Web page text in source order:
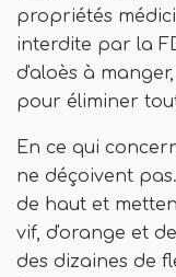
propriétés
interdite par la
d'aloès à
pour éliminer
En ce qui
ne déçoivent
de haut et
vif, d'orange et
des dizaines de